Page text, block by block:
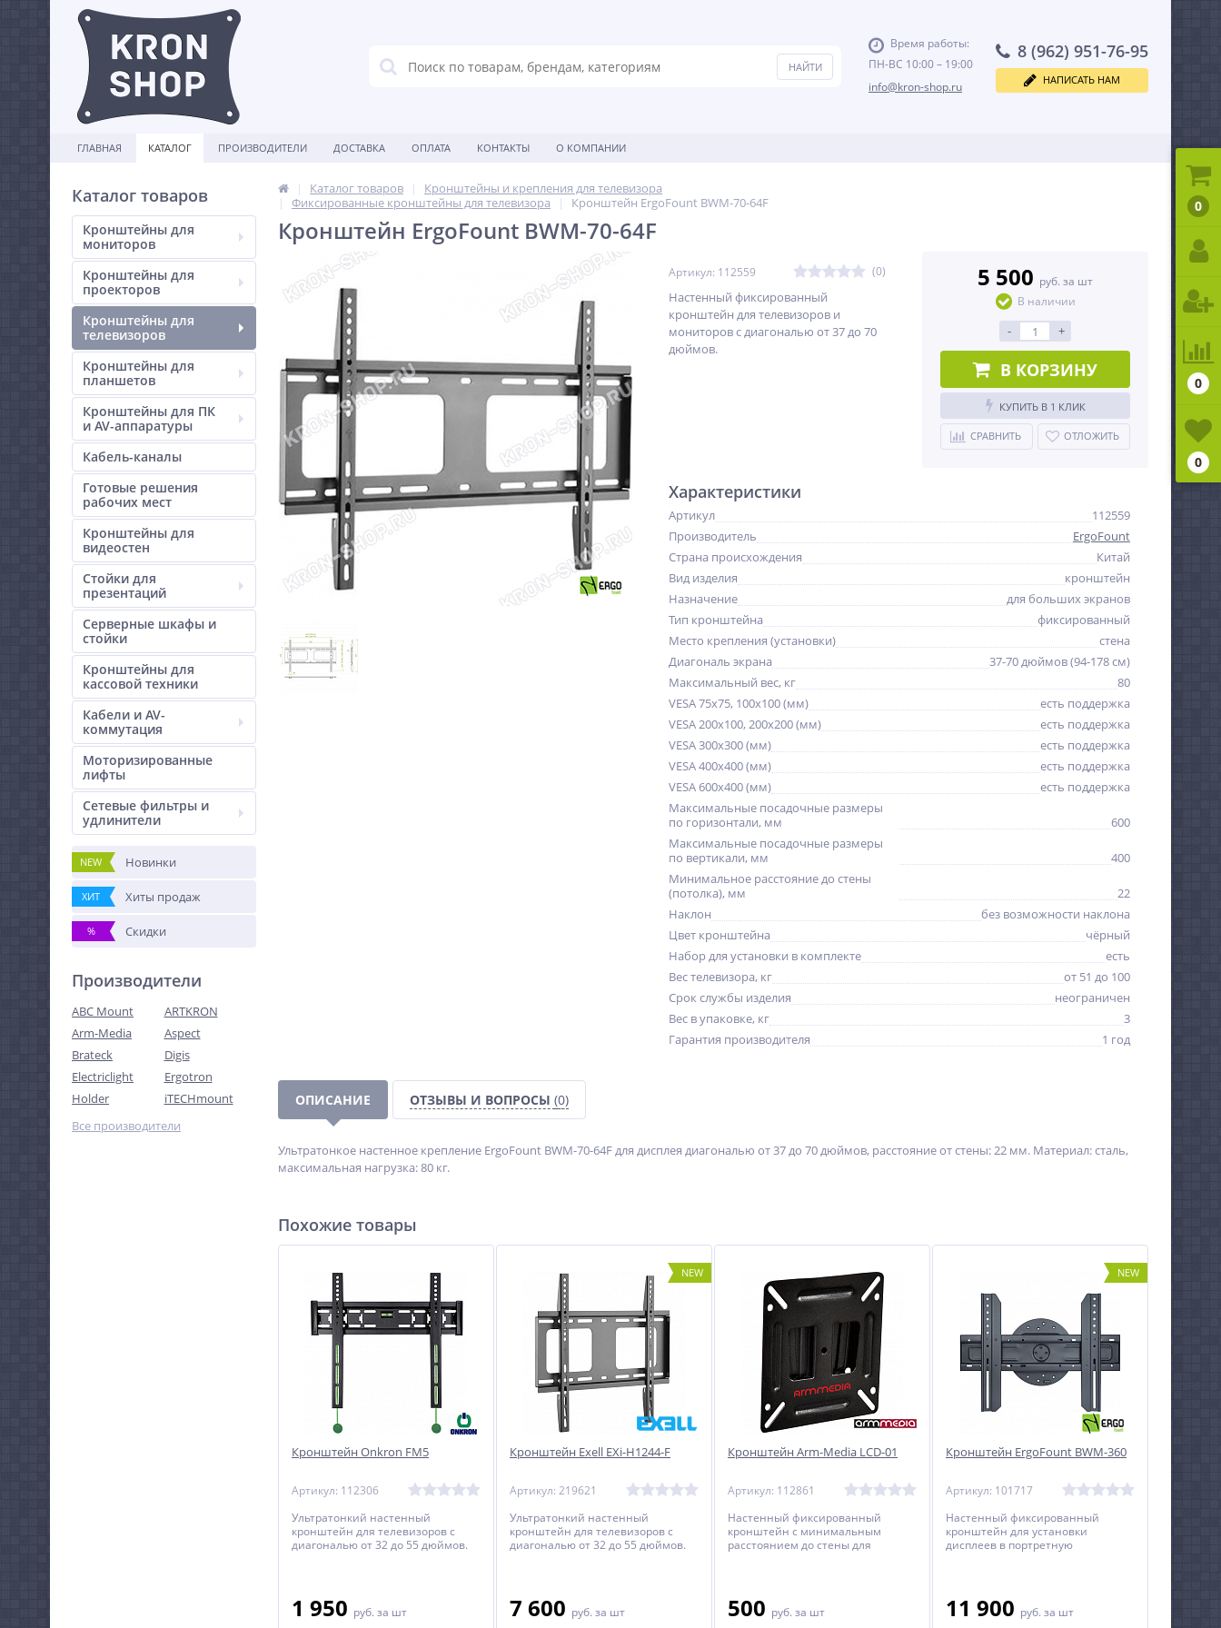
Время работы:
ПН-ВС 10:00 – 19:00
info@kron-shop.ru
8 (962) 951-76-95
НАПИСАТЬ НАМ
ГЛАВНАЯ КАТАЛОГ ПРОИЗВОДИТЕЛИ ДОСТАВКА ОПЛАТА КОНТАКТЫ О КОМПАНИИ
Каталог товаров
Кронштейны для
мониторов
Кронштейны для
проекторов
Кронштейны для
телевизоров
Кронштейны для
планшетов
Кронштейны для ПК
и AV-аппаратуры
Кабель-каналы
Готовые решения
рабочих мест
Кронштейны для
видеостен
Стойки для
презентаций
Серверные шкафы и
стойки
Кронштейны для
кассовой техники
Кабели и AV-
коммутация
Моторизированные
лифты
Сетевые фильтры и
удлинители
NEW Новинки
ХИТ Хиты продаж
% Скидки
Производители
ABC Mount
ARTKRON
Arm-Media
Aspect
Brateck
Digis
Electriclight
Ergotron
Holder
iTECHmount
Все производители
Каталог товаров
Кронштейны и крепления для телевизора
Фиксированные кронштейны для телевизора
Кронштейн ErgoFount BWM-70-64F
Кронштейн ErgoFount BWM-70-64F
Артикул: 112559 (0)
Настенный фиксированный
кронштейн для телевизоров и
мониторов с диагональю от 37 до 70
дюймов.
5 500 руб. за шт
В наличии
- +
В КОРЗИНУ
КУПИТЬ В 1 КЛИК
СРАВНИТЬ ОТЛОЖИТЬ
Характеристики
Артикул
112559
Производитель
ErgoFount
Страна происхождения
Китай
Вид изделия
кронштейн
Назначение
для больших экранов
Тип кронштейна
фиксированный
Место крепления (установки)
стена
Диагональ экрана
37-70 дюймов (94-178 см)
Максимальный вес, кг
80
VESA 75x75, 100x100 (мм)
есть поддержка
VESA 200x100, 200x200 (мм)
есть поддержка
VESA 300x300 (мм)
есть поддержка
VESA 400x400 (мм)
есть поддержка
VESA 600x400 (мм)
есть поддержка
Максимальные посадочные размеры
по горизонтали, мм
600
Максимальные посадочные размеры
по вертикали, мм
400
Минимальное расстояние до стены
(потолка), мм
22
Наклон
без возможности наклона
Цвет кронштейна
чёрный
Набор для установки в комплекте
есть
Вес телевизора, кг
от 51 до 100
Срок службы изделия
неограничен
Вес в упаковке, кг
3
Гарантия производителя
1 год
ОПИСАНИЕ ОТЗЫВЫ И ВОПРОСЫ (0)
Ультратонкое настенное крепление ErgoFount BWM-70-64F для дисплея диагональю от 37 до 70 дюймов, расстояние от стены: 22 мм. Материал: сталь,
максимальная нагрузка: 80 кг.
Похожие товары
Кронштейн Onkron FM5
Артикул: 112306
Ультратонкий настенный
кронштейн для телевизоров с
диагональю от 32 до 55 дюймов.
1 950 руб. за шт
NEW
Кронштейн Exell EXi-H1244-F
Артикул: 219621
Ультратонкий настенный
кронштейн для телевизоров с
диагональю от 32 до 55 дюймов.
7 600 руб. за шт
Кронштейн Arm-Media LCD-01
Артикул: 112861
Настенный фиксированный
кронштейн с минимальным
расстоянием до стены для
500 руб. за шт
NEW
Кронштейн ErgoFount BWM-360
Артикул: 101717
Настенный фиксированный
кронштейн для установки
дисплеев в портретную
11 900 руб. за шт
0
0
0